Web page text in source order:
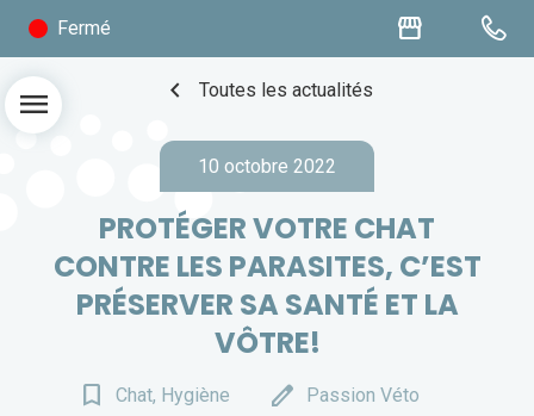
Fermé storefront
menu chevron_left Toutes les actualités
10 octobre 2022
PROTÉGER VOTRE CHAT
CONTRE LES PARASITES, C’EST
PRÉSERVER SA SANTÉ ET LA
VÔTRE!
bookmark_border Chat, Hygiène edit Passion Véto